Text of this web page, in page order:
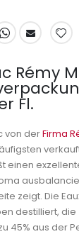
Rémy
Fl.
von derFirma
einen
zeigt. Die
destilliert,
45% aus der